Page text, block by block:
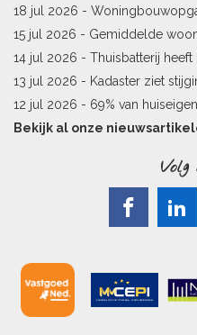
woningverkopen
18 jul 2026 -
vergunningen
15 jul 2026 - Gemiddelde
14 jul 2026 - Thuisbatterij
energielabel
13 jul 2026 - Kadaster ziet
kopers
12 jul 2026 - 69% van
hypotheekaflossing
Bekijk al onze
Volg